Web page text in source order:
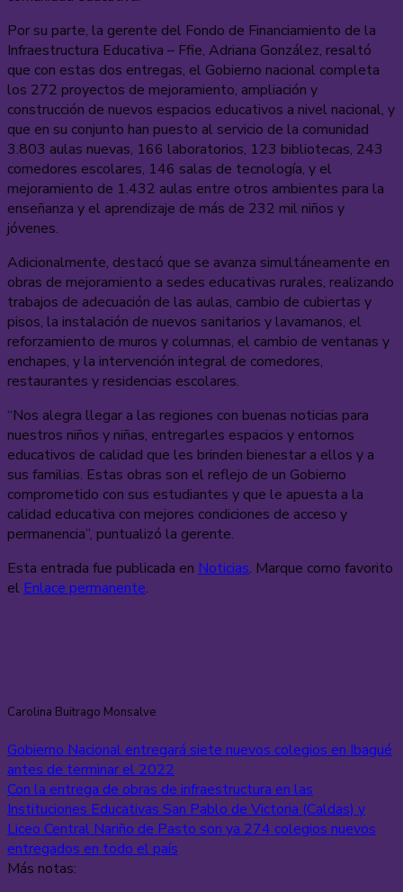
Por su parte, la gerente del Fondo de Financiamiento de la
Infraestructura Educativa – Ffie, Adriana González, resaltó
que con estas dos entregas, el Gobierno nacional completa
los 272 proyectos de mejoramiento, ampliación y
construcción de nuevos espacios educativos a nivel nacional, y
que en su conjunto han puesto al servicio de la comunidad
3.803 aulas nuevas, 166 laboratorios, 123 bibliotecas, 243
comedores escolares, 146 salas de tecnología, y el
mejoramiento de 1.432 aulas entre otros ambientes para la
enseñanza y el aprendizaje de más de 232 mil niños y
jóvenes.
Adicionalmente, destacó que se avanza simultáneamente en
obras de mejoramiento a sedes educativas rurales, realizando
trabajos de adecuación de las aulas, cambio de cubiertas y
pisos, la instalación de nuevos sanitarios y lavamanos, el
reforzamiento de muros y columnas, el cambio de ventanas y
enchapes, y la intervención integral de comedores,
restaurantes y residencias escolares.
“Nos alegra llegar a las regiones con buenas noticias para
nuestros niños y niñas, entregarles espacios y entornos
educativos de calidad que les brinden bienestar a ellos y a
sus familias. Estas obras son el reflejo de un Gobierno
comprometido con sus estudiantes y que le apuesta a la
calidad educativa con mejores condiciones de acceso y
permanencia”, puntualizó la gerente.
Esta entrada fue publicada en Noticias. Marque como favorito
el Enlace permanente.
Carolina Buitrago Monsalve
Gobierno Nacional entregará siete nuevos colegios en Ibagué
antes de terminar el 2022
Con la entrega de obras de infraestructura en las
Instituciones Educativas San Pablo de Victoria (Caldas) y
Liceo Central Nariño de Pasto son ya 274 colegios nuevos
entregados en todo el país
Más notas: